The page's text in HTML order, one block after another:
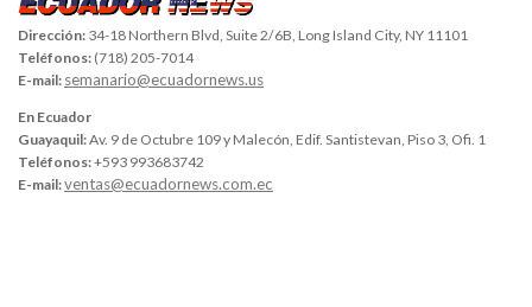
Dirección: 34-18 Northern Blvd, Suite 2/6B, Long Island City, NY 11101
Teléfonos: (718) 205-7014
E-mail: semanario@ecuadornews.us
En Ecuador
Guayaquil:Av. 9 de Octubre 109 y Malecón, Edif. Santistevan, Piso 3, Ofi. 1
Teléfonos:+593 993683742
E-mail:ventas@ecuadornews.com.ec